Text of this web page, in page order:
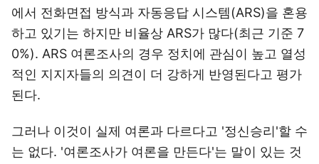
에서 전화면접 방식과 자동응답 시스템(ARS)을 혼용
하고 있기는 하지만 비율상 ARS가 많다(최근 기준 7
0%). ARS 여론조사의 경우 정치에 관심이 높고 열성
적인 지지자들의 의견이 더 강하게 반영된다고 평가
된다.
그러나 이것이 실제 여론과 다르다고 '정신승리'할 수
는 없다. '여론조사가 여론을 만든다'는 말이 있는 것